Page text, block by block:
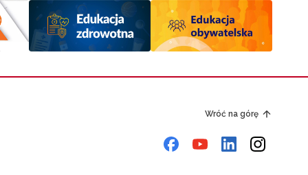
Wróć na górę